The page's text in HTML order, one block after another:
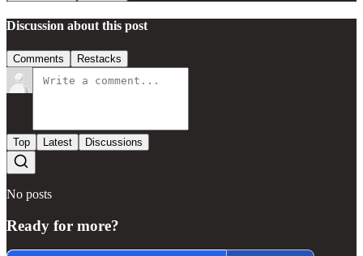
Discussion about this post
Comments Restacks
Top Latest Discussions
No posts
Ready for more?